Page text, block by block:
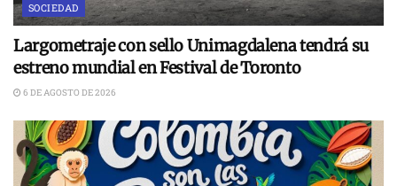
SOCIEDAD
Largometraje con sello Unimagdalena tendrá su
estreno mundial en Festival de Toronto
6 DE AGOSTO DE 2026